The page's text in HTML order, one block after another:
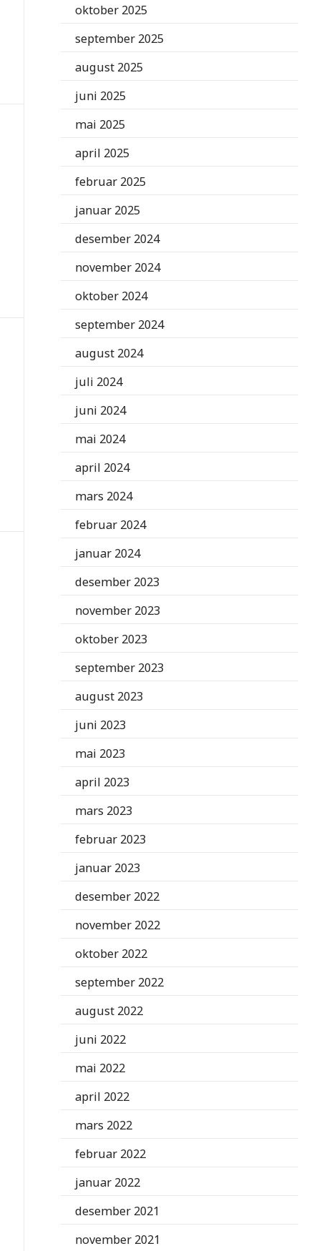
oktober 2025
september 2025
august 2025
juni 2025
mai 2025
april 2025
februar 2025
januar 2025
desember 2024
november 2024
oktober 2024
september 2024
august 2024
juli 2024
juni 2024
mai 2024
april 2024
mars 2024
februar 2024
januar 2024
desember 2023
november 2023
oktober 2023
september 2023
august 2023
juni 2023
mai 2023
april 2023
mars 2023
februar 2023
januar 2023
desember 2022
november 2022
oktober 2022
september 2022
august 2022
juni 2022
mai 2022
april 2022
mars 2022
februar 2022
januar 2022
desember 2021
november 2021